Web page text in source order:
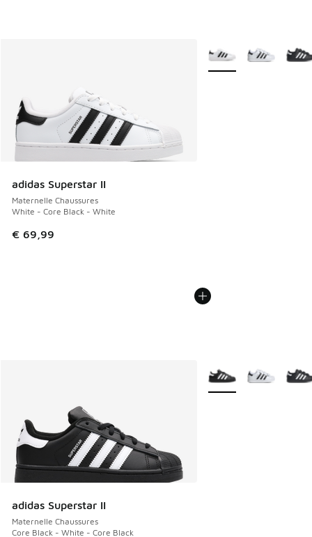
adidas Superstar II
Maternelle Chaussures
White - Core Black - White
€ 69,99
Plus de couleurs
adidas Superstar II
Maternelle Chaussures
Core Black - White - Core Black
Plus de couleurs